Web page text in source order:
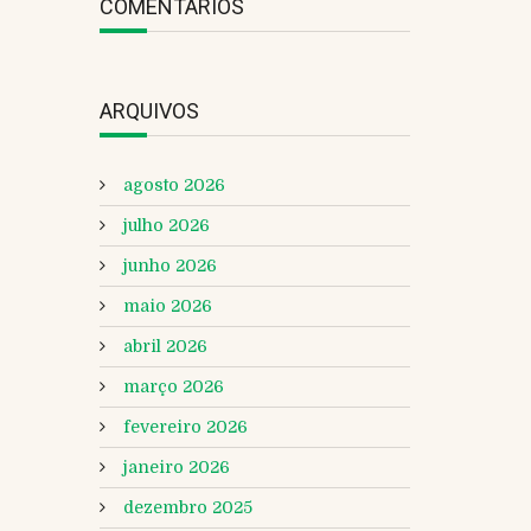
COMENTÁRIOS
ARQUIVOS
agosto 2026
julho 2026
junho 2026
maio 2026
abril 2026
março 2026
fevereiro 2026
janeiro 2026
dezembro 2025